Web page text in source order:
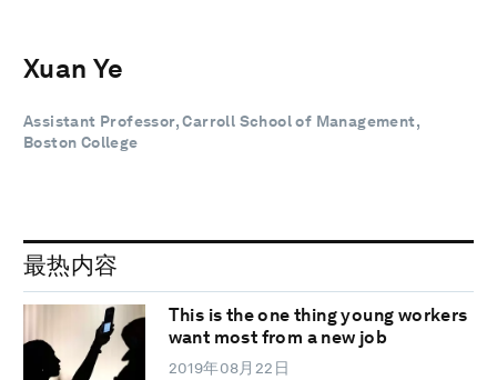
Xuan Ye
Assistant Professor, Carroll School of Management,
Boston College
最热内容
This is the one thing young workers
want most from a new job
2019年08月22日